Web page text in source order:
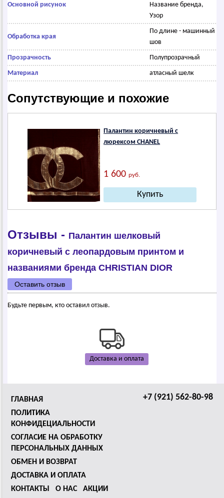
Основной рисунок
Название бренда,
Узор
Обработка края
По длине - машинный
шов
Прозрачность Полупрозрачный
Материал атласный шелк
Сопутствующие и похожие
Палантин коричневый с
люрексом СНАNЕL
1 600руб.
Отзывы - Палантин шелковый
коричневый с леопардовым принтом и
названиями бренда СНRISТIАN DIОR
Оставить отзыв
Будьте первым, кто оставил отзыв.
Доставка и оплата
+7 (921) 562-80-98
ГЛАВНАЯ
ПОЛИТИКА
КОНФИДЕЦИАЛЬНОСТИ
СОГЛАСИЕ НА ОБРАБОТКУ
ПЕРСОНАЛЬНЫХ ДАННЫХ
ОБМЕН И ВОЗВРАТ
ДОСТАВКА И ОПЛАТА
КОНТАКТЫ
О НАС АКЦИИ